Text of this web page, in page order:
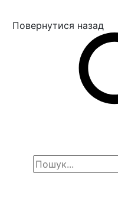
Повернутися назад